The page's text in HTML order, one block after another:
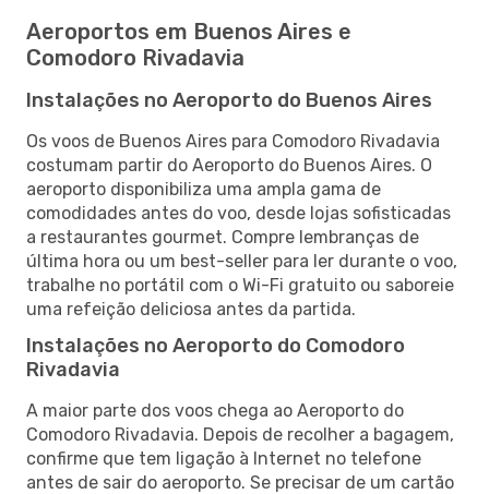
Aeroportos em Buenos Aires e
Comodoro Rivadavia
Instalações no Aeroporto do Buenos Aires
Os voos de Buenos Aires para Comodoro Rivadavia
costumam partir do Aeroporto do Buenos Aires. O
aeroporto disponibiliza uma ampla gama de
comodidades antes do voo, desde lojas sofisticadas
a restaurantes gourmet. Compre lembranças de
última hora ou um best-seller para ler durante o voo,
trabalhe no portátil com o Wi-Fi gratuito ou saboreie
uma refeição deliciosa antes da partida.
Instalações no Aeroporto do Comodoro
Rivadavia
A maior parte dos voos chega ao Aeroporto do
Comodoro Rivadavia. Depois de recolher a bagagem,
confirme que tem ligação à Internet no telefone
antes de sair do aeroporto. Se precisar de um cartão